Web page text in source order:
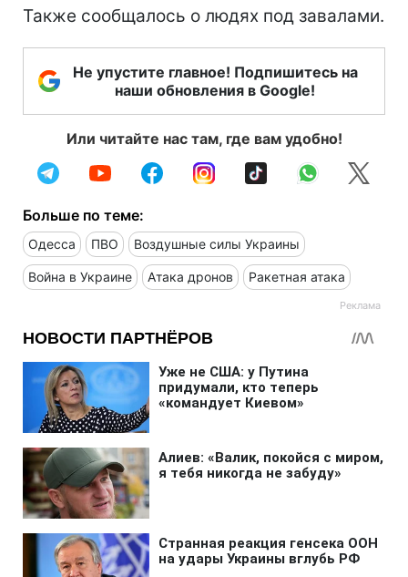
Также сообщалось о людях под завалами.
Не упустите главное! Подпишитесь на
наши обновления в Google!
Или читайте нас там, где вам удобно!
Больше по теме:
Одесса ПВО Воздушные силы Украины
Война в Украине Атака дронов Ракетная атака